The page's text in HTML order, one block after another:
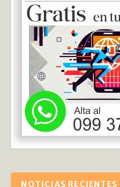
NOTICIAS RECIENTES